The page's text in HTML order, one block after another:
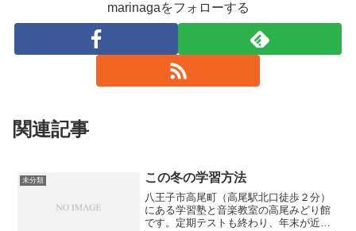
marinagaをフォローする
関連記事
未分類 この冬の学習方法
八王子市高尾町（高尾駅北口徒歩２分）
にある学習塾と音楽教室の高尾みどり館
です。定期テストも終わり、年末が近づ